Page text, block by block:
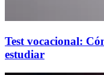
Test vocacional:
estudiar